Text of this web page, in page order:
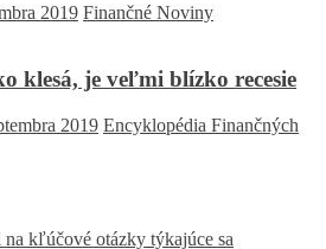
2019 Finančné Noviny
klesá, je veľmi blízko recesie
2019 Encyklopédia Finančných